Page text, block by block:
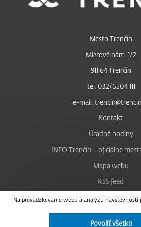
Na prevádzkovanie webu a analýzu návštevnosti
Povoliť všetko
Mesto Trenčín
Mierové nám. 1/2
911 64 Trenčín
tel: 032/6504 111
e-mail:
Kontakt
Úradné hodiny
INFO Trenčín – oficiálne
Mapa webu
RSS feed
Nastavenie cookies
Facebook